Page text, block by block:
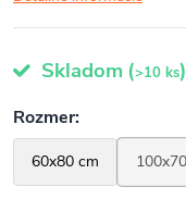
Skladom (>10 ks)